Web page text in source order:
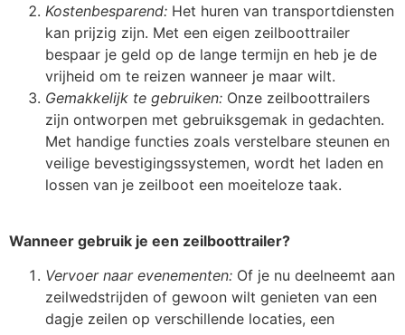
Kostenbesparend: Het huren van transportdiensten
kan prijzig zijn. Met een eigen zeilboottrailer
bespaar je geld op de lange termijn en heb je de
vrijheid om te reizen wanneer je maar wilt.
Gemakkelijk te gebruiken: Onze zeilboottrailers
zijn ontworpen met gebruiksgemak in gedachten.
Met handige functies zoals verstelbare steunen en
veilige bevestigingssystemen, wordt het laden en
lossen van je zeilboot een moeiteloze taak.
Wanneer gebruik je een zeilboottrailer?
Vervoer naar evenementen: Of je nu deelneemt aan
zeilwedstrijden of gewoon wilt genieten van een
dagje zeilen op verschillende locaties, een